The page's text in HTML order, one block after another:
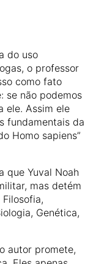
do uso
o professor
como fato
se não podemos
ele. Assim ele
fundamentais da
Homo sapiens”
que Yuval Noah
mas detém
Genética,
autor promete,